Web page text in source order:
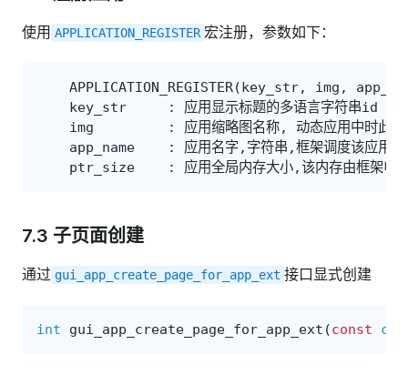
使用 APPLICATION_REGISTER 宏注册，参数如下：
APPLICATION_REGISTER(key_str, img ,
key_str
:
应用显示标题的多语言字符串id
img
: 应用缩略图名称,
动态应用中时此
app_name
: 应用名字, 字符串 ,框架调度该应用
ptr_size
: 应用全局内存大小,该内存由框架申
7.3 子页面创建
通过 gui_app_create_page_for_app_ext 接口显式创建
int gui_app_create_page_for_app_ext (const